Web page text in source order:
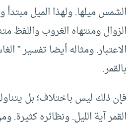
الشمس ميلها. ولهذا الميل
الزوال ومنتهاه الغروب واللفظ
الاعتبار. ومثاله أيضا تفسير ”
بالقمر.
فإن ذلك ليس باختلاف؛ بل
القمر آية الليل. ونظائره كثيرة.